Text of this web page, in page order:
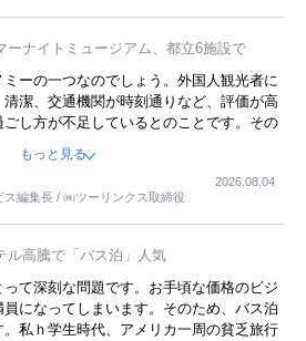
ーナイトミュージアム、都立6施設で
ーの一つなのでしょう。外国人観光者に
潔、交通機関が時刻通りなど、評価が高
し方が不足しているとのことです。その
ようなイベントが行われれば、日本人に
みが増えるでしょうね。
もっと見る
編集長 / ㈱ツーリンクス取締役
2026.08.04
高騰で「バス泊」人気
て深刻な問題です。お手頃な価格のビジ
になってしまいます。そのため、バス泊
私ｈ学生時代、アメリカ一周の貧乏旅行